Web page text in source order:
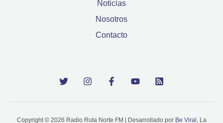
Noticias
Nosotros
Contacto
Copyright © 2026 Radio Ruta Norte FM | Desarrollado por Be Viral , La